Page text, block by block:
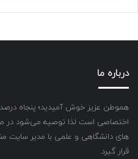
درباره ما
هموطن عزیز خوش آمیدید؛ پنجاه
اختصاصی است لذا توصیه می‌شود در
های دانشگاهی و علمی با مدیر سایت
قرار گیرد.